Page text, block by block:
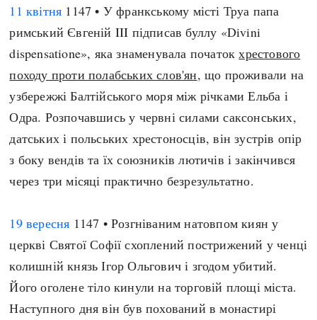
11 квітня 1147 • У франкському місті Труа папа
римський Євгеній III підписав буллу «Divini
dispensatione», яка знаменувала початокхрестового
походу проти полабських слов'ян, що проживали на
узбережжі Балтійського моря між річками Ельба і
Одра. Розпочавшись у червні силами саксонських,
датських і польських хрестоносців, він зустрів опір
з боку вендів та їх союзників лютичів і закінчився
через три місяці практично безрезультатно.
19 вересня 1147 • Розгніваним натовпом киян у
церкві Святої Софії схоплений пострижений у ченці
колишній князь Ігор Ольгович і згодом убитий.
Його оголене тіло кинули на торговій площі міста.
Наступного дня він був похований в монастирі